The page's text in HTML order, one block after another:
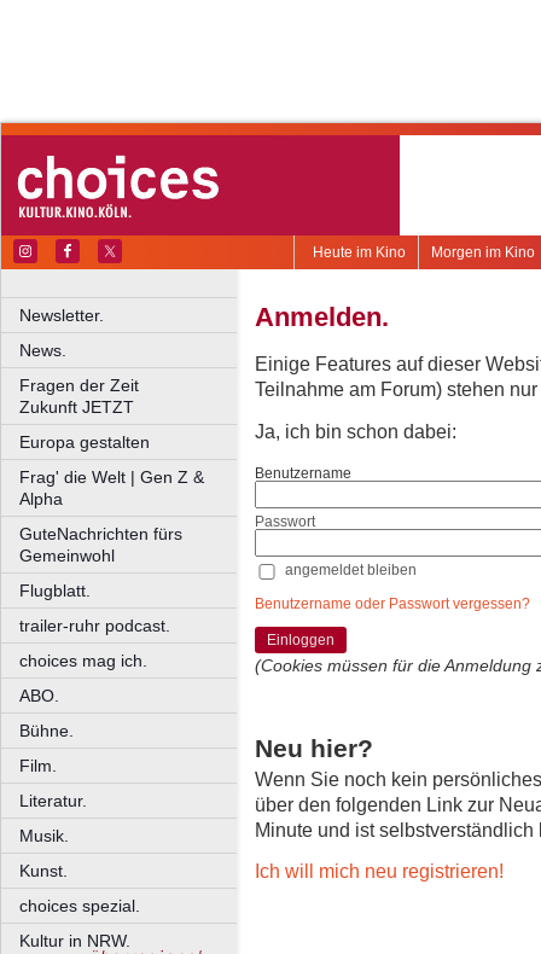
Morgen im Kino
Heute im Kino
Newsletter.
News.
Fragen der Zeit
Zukunft JETZT
Europa gestalten
Frag' die Welt | Gen Z &
Alpha
GuteNachrichten fürs
Gemeinwohl
Flugblatt.
trailer-ruhr podcast.
choices mag ich.
ABO.
Bühne.
Film.
Literatur.
Musik.
Kunst.
choices spezial.
Kultur in NRW.
Anmelden.
Einige Features auf dieser
Teilnahme am Forum) stehen
Ja, ich bin schon dabei:
Benutzername
Passwort
angemeldet bleiben
Benutzername oder Passwort vergessen?
Einloggen
(Cookies müssen für die Anmeldung
Neu hier?
Wenn Sie noch kein
über den folgenden Link zur
Minute und ist selbstverständlich
Ich will mich neu registrieren!